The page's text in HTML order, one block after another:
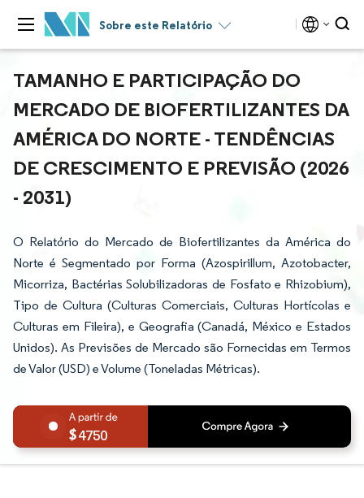
Sobre este Relatório
TAMANHO E PARTICIPAÇÃO DO
MERCADO DE BIOFERTILIZANTES DA
AMÉRICA DO NORTE - TENDÊNCIAS
DE CRESCIMENTO E PREVISÃO (2026
- 2031)
O Relatório do Mercado de Biofertilizantes da América do
Norte é Segmentado por Forma (Azospirillum, Azotobacter,
Micorriza, Bactérias Solubilizadoras de Fosfato e Rhizobium),
Tipo de Cultura (Culturas Comerciais, Culturas Hortícolas e
Culturas em Fileira), e Geografia (Canadá, México e Estados
Unidos). As Previsões de Mercado são Fornecidas em Termos
de Valor (USD) e Volume (Toneladas Métricas).
4750